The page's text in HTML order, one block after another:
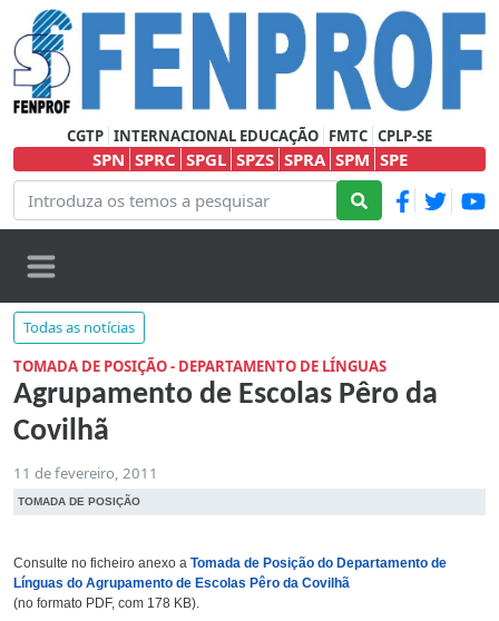
CGTP INTERNACIONAL EDUCAÇÃO FMTC CPLP-SE
SPN SPRC SPGL SPZS SPRA SPM SPE
Todas as notícias
TOMADA DE POSIÇÃO - DEPARTAMENTO DE LÍNGUAS
Agrupamento de Escolas Pêro da
Covilhã
11 de fevereiro, 2011
TOMADA DE POSIÇÃO
Consulte no ficheiro anexo a Tomada de Posição do Departamento de
Línguas do Agrupamento de Escolas Pêro da Covilhã
(no formato PDF, com 178 KB).